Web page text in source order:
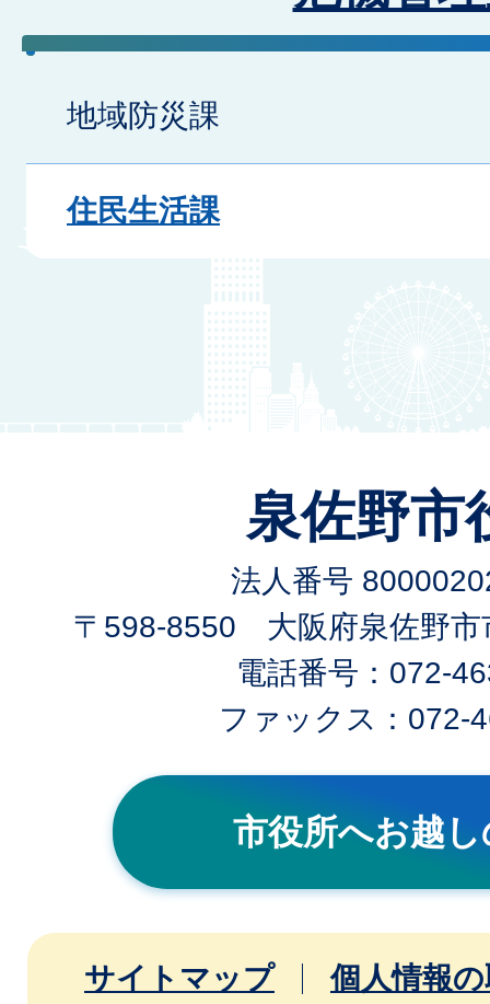
地域防災課
住民生活課
泉佐野市
法人番号
〒598-8550 大阪府泉佐野市
電話番号：072-
ファックス：072-
市役所へお越
サイトマップ
個人情報